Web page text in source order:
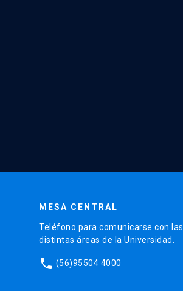
MESA CENTRAL
Teléfono para comunicarse con las
distintas áreas de la Universidad.
phone (56)95504 4000